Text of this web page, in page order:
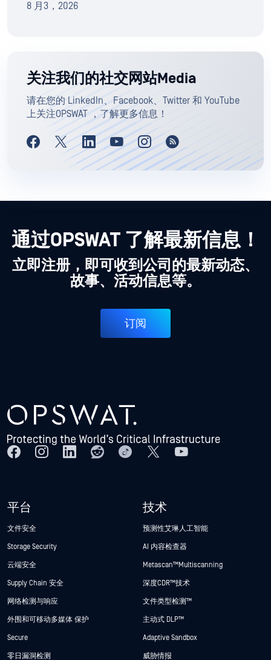
8 月3，2026
关注我们的社交网站Media
请在您的 LinkedIn、Facebook、Twitter 和 YouTube
上关注OPSWAT ，了解更多信息！
通过OPSWAT 了解最新信息！
立即注册，即可收到公司的最新动态、
故事、活动信息等。
订阅
平台
文件安全
Storage Security
云端安全
Supply Chain 安全
网络检测与响应
外围和可移动多媒体 保护
Secure
零日漏洞检测
技术
预测性艾琳人工智能
AI 内容检查器
Metascan™ Multiscanning
深度CDR™技术
文件类型检测™
主动式 DLP™
Adaptive Sandbox
威胁情报